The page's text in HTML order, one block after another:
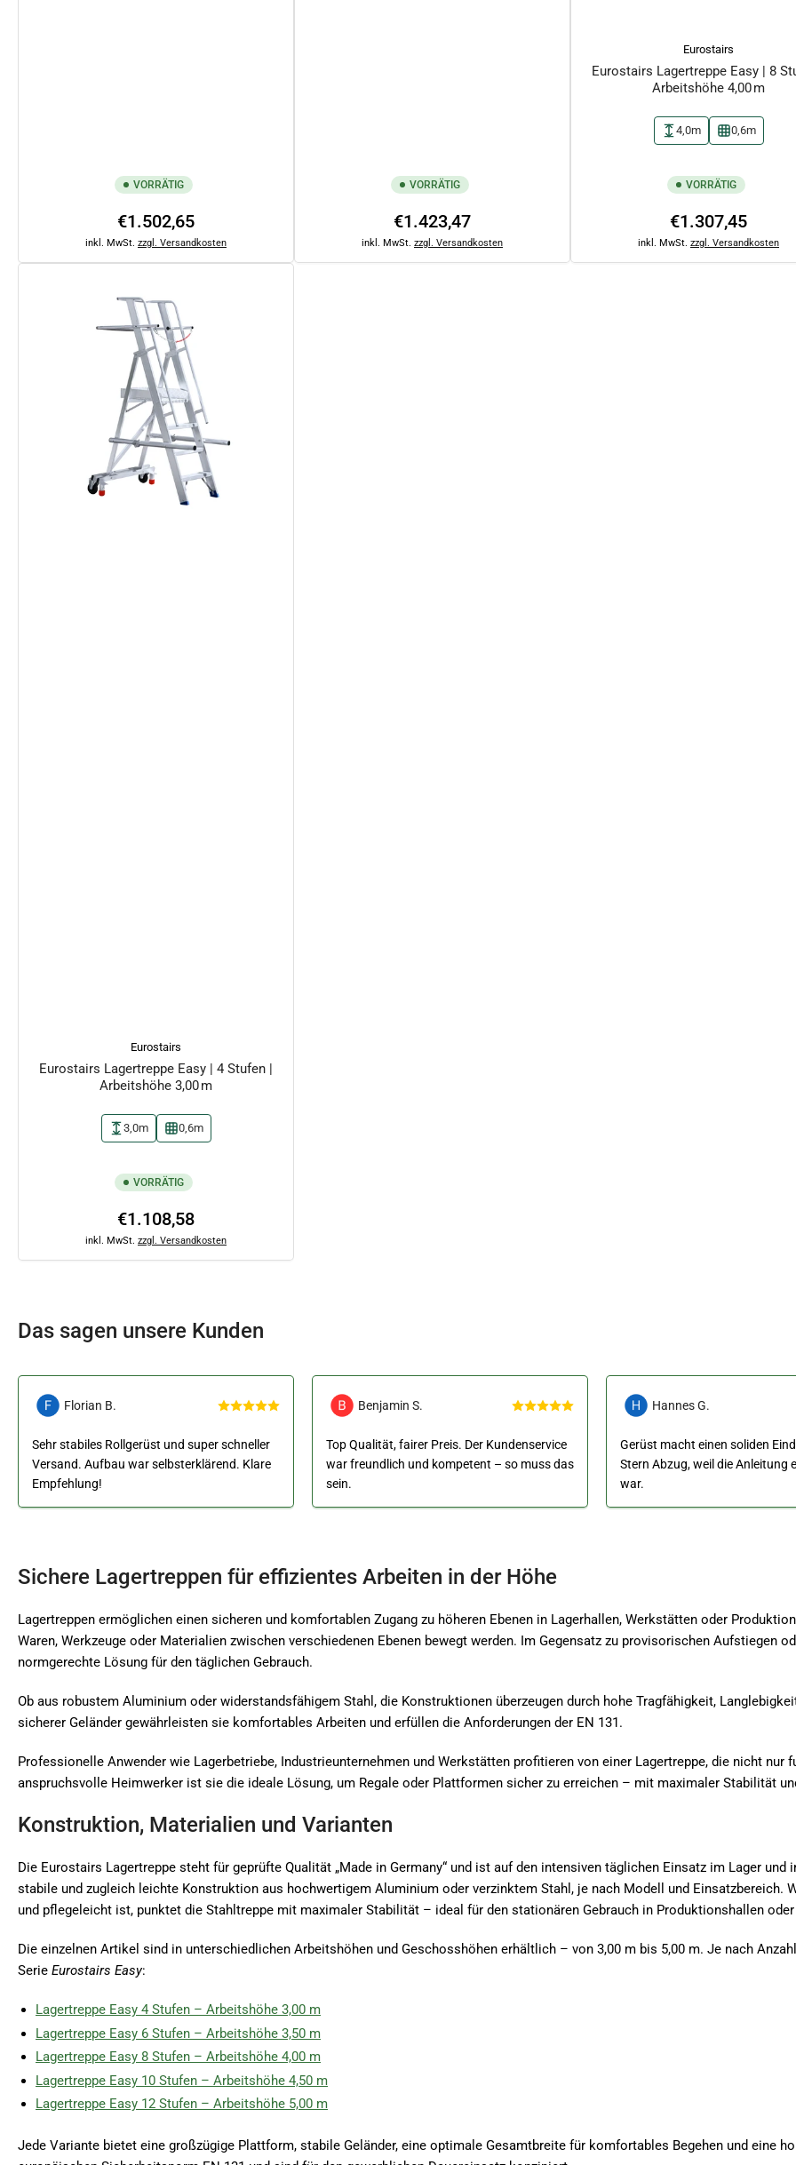
VORRÄTIG
Normaler
Preis
€1.502,65
inkl. MwSt. zzgl. Versandkosten
VORRÄTIG
Normaler
Preis
€1.423,47
inkl. MwSt. zzgl. Versandkosten
Eurostairs
Eurostairs Lagertreppe Easy | 8
Arbeitshöhe 4,00 m
4,0m 0,6m
VORRÄTIG
Normaler
Preis
€1.307,45
inkl. MwSt. zzgl. Versandkosten
Eurostairs
Eurostairs Lagertreppe Easy | 4 Stufen |
Arbeitshöhe 3,00 m
3,0m 0,6m
VORRÄTIG
Normaler
Preis
€1.108,58
inkl. MwSt. zzgl. Versandkosten
Das sagen unsere Kunden
Florian B.
Sehr stabiles Rollgerüst und super schneller
Versand. Aufbau war selbsterklärend. Klare
Empfehlung!
Benjamin S.
Top Qualität, fairer Preis. Der Kundenservice
war freundlich und kompetent – so muss das
sein.
Hannes G.
Gerüst macht einen soliden
Stern Abzug, weil die Anleitung
war.
Sichere Lagertreppen für effizientes Arbeiten in der Höhe
Lagertreppen ermöglichen einen sicheren und komfortablen Zugang zu höheren Ebenen in Lagerhallen, Werkstätten oder
Waren, Werkzeuge oder Materialien zwischen verschiedenen Ebenen bewegt werden. Im Gegensatz zu provisorischen Aufstiegen
normgerechte Lösung für den täglichen Gebrauch.
Ob aus robustem Aluminium oder widerstandsfähigem Stahl, die Konstruktionen überzeugen durch hohe Tragfähigkeit,
sicherer Geländer gewährleisten sie komfortables Arbeiten und erfüllen die Anforderungen der EN 131.
Professionelle Anwender wie Lagerbetriebe, Industrieunternehmen und Werkstätten profitieren von einer Lagertreppe, die nicht
anspruchsvolle Heimwerker ist sie die ideale Lösung, um Regale oder Plattformen sicher zu erreichen – mit maximaler Stabilität
Konstruktion, Materialien und Varianten
Die Eurostairs Lagertreppe steht für geprüfte Qualität „Made in Germany“ und ist auf den intensiven täglichen Einsatz im Lager
stabile und zugleich leichte Konstruktion aus hochwertigem Aluminium oder verzinktem Stahl, je nach Modell und Einsatzbereich.
und pflegeleicht ist, punktet die Stahltreppe mit maximaler Stabilität – ideal für den stationären Gebrauch in Produktionshallen
Die einzelnen Artikel sind in unterschiedlichen Arbeitshöhen und Geschosshöhen erhältlich – von 3,00 m bis 5,00 m. Je nach
Serie Eurostairs Easy:
Lagertreppe Easy 4 Stufen – Arbeitshöhe 3,00 m
Lagertreppe Easy 6 Stufen – Arbeitshöhe 3,50 m
Lagertreppe Easy 8 Stufen – Arbeitshöhe 4,00 m
Lagertreppe Easy 10 Stufen – Arbeitshöhe 4,50 m
Lagertreppe Easy 12 Stufen – Arbeitshöhe 5,00 m
Jede Variante bietet eine großzügige Plattform, stabile Geländer, eine optimale Gesamtbreite für komfortables Begehen und eine